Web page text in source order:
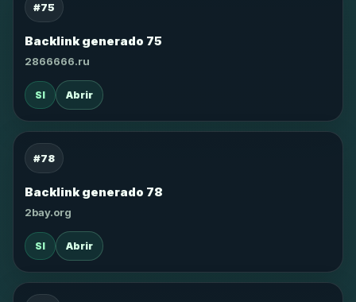
#75
Backlink generado 75
2866666.ru
SI Abrir
#78
Backlink generado 78
2bay.org
SI Abrir